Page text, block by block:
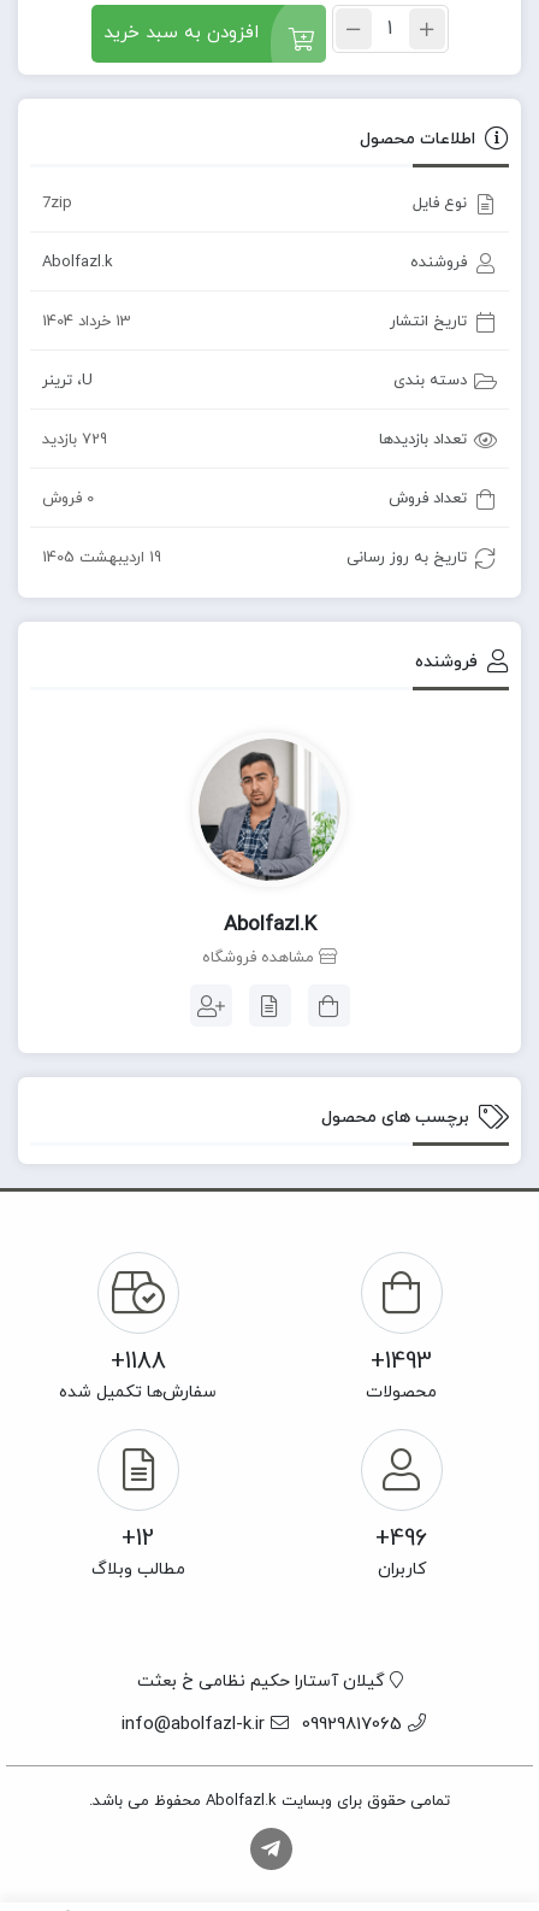
افزودن به سبد خرید
اطلاعات محصول
نوع فایل 7zip
فروشنده Abolfazl.k
تاریخ انتشار 13 خرداد 1404
دسته بندی U، ترینر
تعداد بازدیدها 729 بازدید
تعداد فروش 0 فروش
تاریخ به روز رسانی 19 اردیبهشت 1405
فروشنده
Abolfazl.k
مشاهده فروشگاه
برچسب های محصول
1493+
محصولات
1188+
سفارش‌ها تکمیل شده
496+
کاربران
12+
مطالب وبلاگ
گیلان آستارا حکیم نظامی خ بعثت
09929817065
info@abolfazl-k.ir
تمامی حقوق برای وبسایت Abolfazl.k محفوظ می باشد.